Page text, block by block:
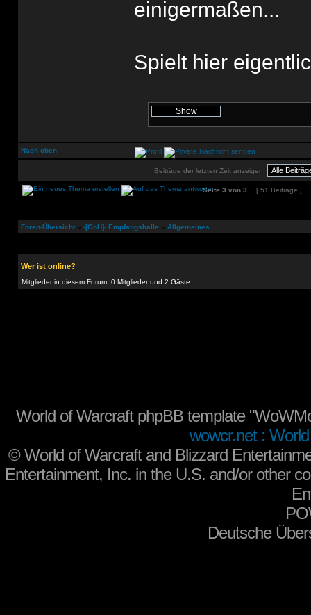
einigermaßen...
Spielt hier
Nach oben
Beiträge der letzten Zeit anzeigen:
Seite 3 von 3 [ 51 Beiträge ]
Foren-Übersicht » -[GoH]- Empfangshalle » Allgemeines
Wer ist online?
Mitglieder in diesem Forum: 0 Mitglieder und 2 Gäste
World of Warcraft phpBB template
wowcr.net :
©World of Warcraft and Blizzard
Entertainment, Inc. in the U.S. and/or other
Deutsche